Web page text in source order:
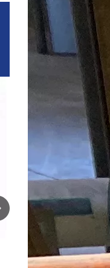
Máquina
madeira compensada,